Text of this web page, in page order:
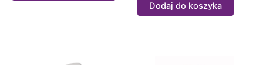
Dodaj do koszyka